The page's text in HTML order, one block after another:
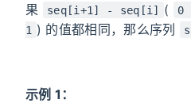
果
seq[i+1] - seq[i] (
0
1 ) 的值都相同，那么序列
示例 1：